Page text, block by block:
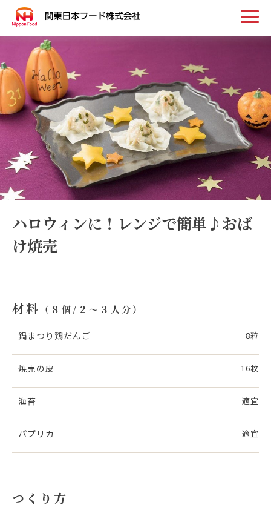
トップ
お知らせ
事業案内
取扱い商品
ハロウィンに！レンジで簡単♪おば
け焼売
材料 （８個/２～３人分）
鍋まつり鶏だんご 8粒
焼売の皮 16枚
海苔 適宜
パプリカ 適宜
つくり方